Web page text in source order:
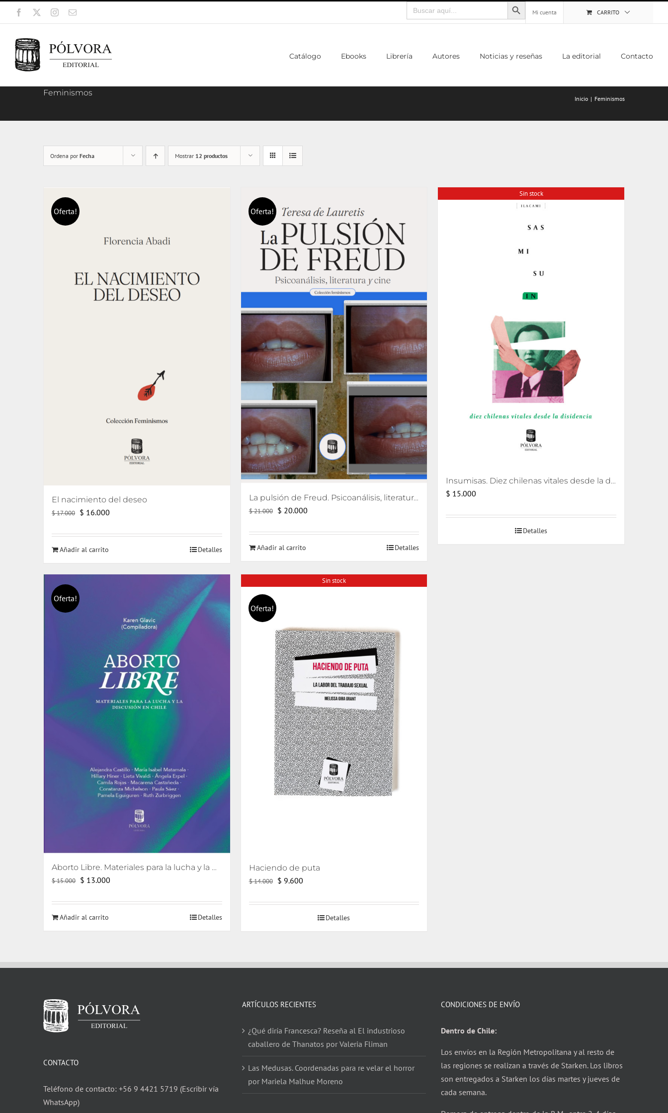
Saltar
Facebook InstagramCorreo
Buscar:
Mi cuenta
CARRITO
Catálogo Ebooks Librería Autores Noticias y reseñas La editorial Contacto
Feminismos
Inicio Feminismos
Ordena por Fecha Mostrar 12 productos
Oferta!
El nacimiento del deseo
$17.000 El
original
era:
$ 16.000
actual
Añadir al carrito Detalles
Oferta!
La pulsión de Freud. Psicoanálisis, literatura y cine
$21.000
El
original
era:
$ 20.000El
actual
Añadir al carrito Detalles
Sin stock
Insumisas. Diez chilenas vitales desde la disidencia
$ 15.000
Detalles
Oferta!
Aborto Libre. Materiales para la lucha y la discusión en Chile.
$15.000 El
original
era:
$ 13.000
actual
Añadir al carrito Detalles
Sin stock
Oferta!
Haciendo de puta
$14.000
El
original
$ 9.600El
actual
Detalles
CONTACTO
Teléfono de contacto: +56 9 4421 5719 (Escribir vía
WhatsApp)
ARTÍCULOS RECIENTES
¿Qué diría Francesca? Reseña al El industrioso
caballero de Thanatos por Valeria Fliman
Las Medusas. Coordenadas para re velar el horror
por Mariela Malhue Moreno
CONDICIONES DE ENVÍO
Dentro de Chile:
Los envíos en la Región Metropolitana y al resto de
las regiones se realizan a través de Starken. Los libros
son entregados a Starken los días martes y jueves de
cada semana.